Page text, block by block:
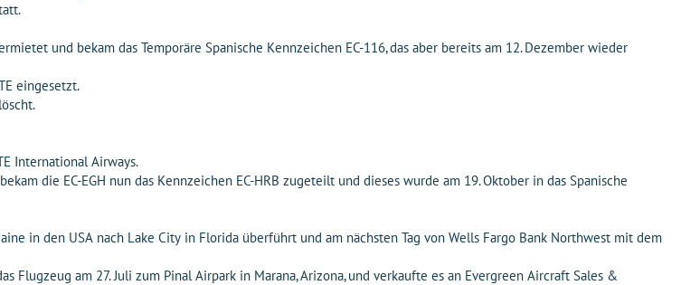
und bekam das Temporäre Spanische Kennzeichen EC-116, das aber bereits am 12. Dezember wieder
eingesetzt.
International Airways.
die EC-EGH nun das Kennzeichen EC-HRB zugeteilt und dieses wurde am 19. Oktober in das Spanische
in den USA nach Lake City in Florida überführt und am nächsten Tag von Wells Fargo Bank Northwest mit dem
Flugzeug am 27. Juli zum Pinal Airpark in Marana, Arizona, und verkaufte es an Evergreen Aircraft Sales &